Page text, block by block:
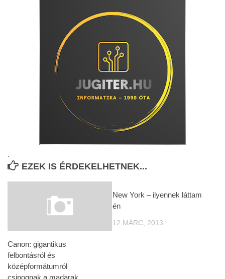
.
EZEK IS ÉRDEKELHETNEK...
Canon: gigantikus
felbontásról és
középformátumról
csipognak a madarak
New York – ilyennek láttam
én
12 MÁRC, 2013